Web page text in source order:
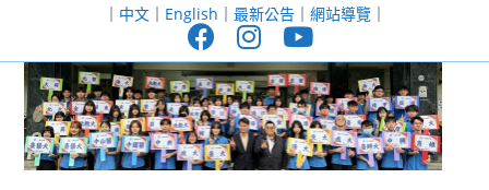
至
｜ 中文｜ English ｜ 最新公告｜ 網站導覽｜